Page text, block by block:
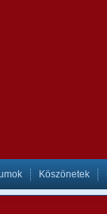
Köszönetek